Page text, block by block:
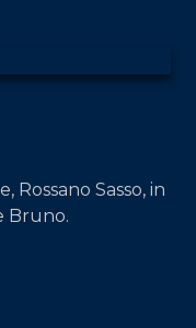
Sasso, in
Bruno.